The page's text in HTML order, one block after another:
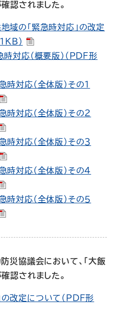
認されました。
域の「緊急時対応」の改定
）
時対応（概要版）（PDF形
対応（全体版）その１
時対応（全体版）その２
時対応（全体版）その３
時対応（全体版）その４
時対応（全体版）その５
災協議会において、「大飯
認されました。
の改定について（PDF形